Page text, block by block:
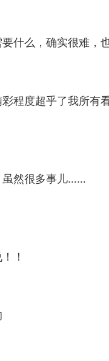
什么，确实很难，
程度超乎了我所有
虽然很多事儿……
！